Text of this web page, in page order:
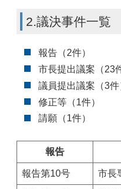
2.議決事件一覧
報告（2件）
市長提出議案（23
議員提出議案（3件
修正等（1件）
請願（1件）
報告
報告第10号 市長